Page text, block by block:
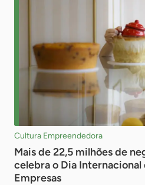
Cultura Empreendedora
Mais de 22,5 milhões de
celebra o Dia Internacional
Empresas